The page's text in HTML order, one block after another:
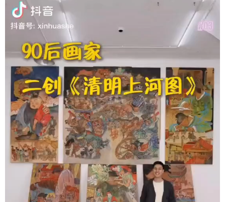
军事
访谈 视频 政务
法律 中央文件
食品 人居 信息化 数字经济
学术中国 乡村振兴 银龄 溯源中国
城市 旅游 能源 会展
彩票 娱乐 时尚 悦读
公益 一带一路 亚太网 上市公司
文化产业